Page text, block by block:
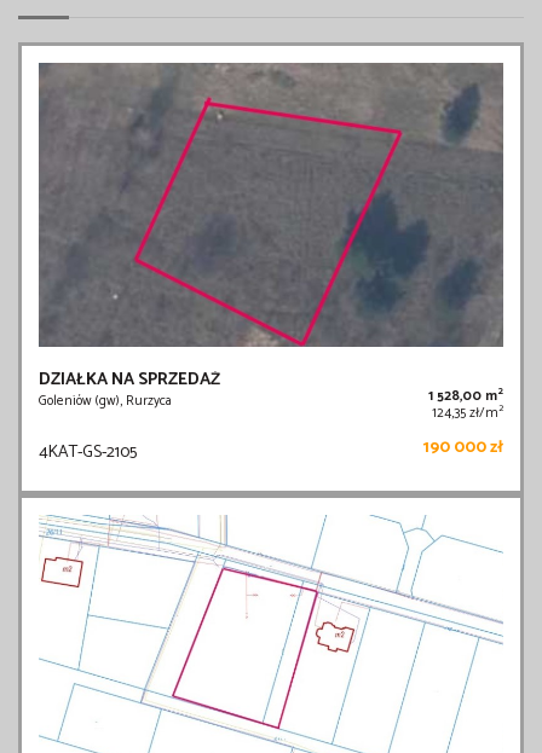
DZIAŁKA NA SPRZEDAŻ
Goleniów (gw), Rurzyca 1 528,00 m2
124,35 zł/m2
4KAT-GS-2105 190 000 zł